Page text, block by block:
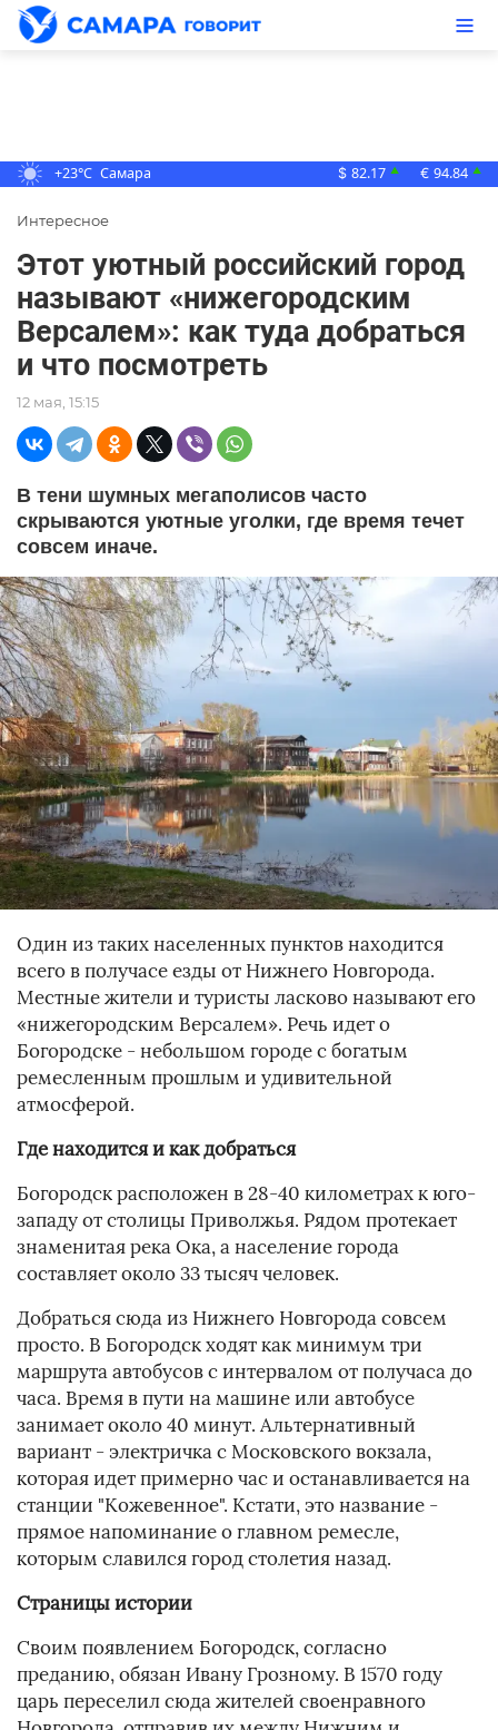
+23°C Самара $ 82.17 ▲ € 94.84 ▲
Интересное
Этот уютный российский город
называют «нижегородским
Версалем»: как туда добраться
и что посмотреть
12 мая, 15:15
В тени шумных мегаполисов часто
скрываются уютные уголки, где время течет
совсем иначе.
Один из таких населенных пунктов находится
всего в получасе езды от Нижнего Новгорода.
Местные жители и туристы ласково называют его
«нижегородским Версалем». Речь идет о
Богородске - небольшом городе с богатым
ремесленным прошлым и удивительной
атмосферой.
Где находится и как добраться
Богородск расположен в 28-40 километрах к юго-
западу от столицы Приволжья. Рядом протекает
знаменитая река Ока, а население города
составляет около 33 тысяч человек.
Добраться сюда из Нижнего Новгорода совсем
просто. В Богородск ходят как минимум три
маршрута автобусов с интервалом от получаса до
часа. Время в пути на машине или автобусе
занимает около 40 минут. Альтернативный
вариант - электричка с Московского вокзала,
которая идет примерно час и останавливается на
станции "Кожевенное". Кстати, это название -
прямое напоминание о главном ремесле,
которым славился город столетия назад.
Страницы истории
Своим появлением Богородск, согласно
преданию, обязан Ивану Грозному. В 1570 году
царь переселил сюда жителей своенравного